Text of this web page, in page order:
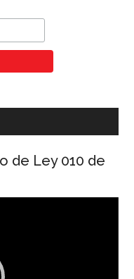
de Ley 010 de